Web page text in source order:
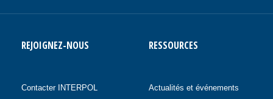
REJOIGNEZ-NOUS
Contacter INTERPOL
RESSOURCES
Actualités et événements